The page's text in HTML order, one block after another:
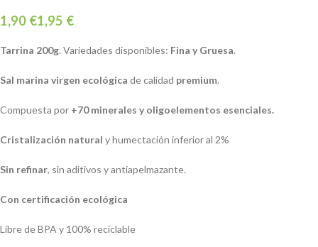
€ €
Tarrina 200g. Variedades disponibles: Fina y Gruesa.
Sal marina virgen ecológica de calidad premium.
Compuesta por +70 minerales y oligoelementos esenciales.
Cristalización natural y humectación inferior al 2%
Sin refinar, sin aditivos y antiapelmazante.
Con certificación ecológica
Libre de BPA y 100% reciclable